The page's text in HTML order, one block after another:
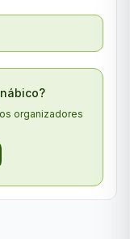
organizadores